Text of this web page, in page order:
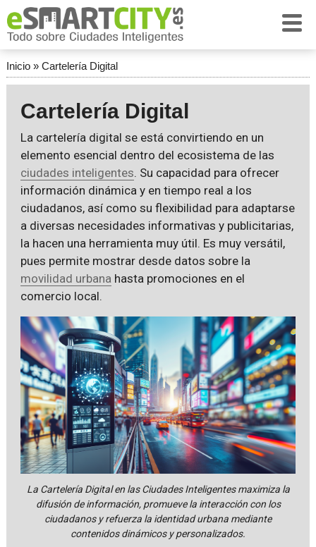
Inicio» Cartelería Digital
Cartelería Digital
La cartelería digital se está convirtiendo en un
elemento esencial dentro del ecosistema de las
ciudades inteligentes. Su capacidad para ofrecer
información dinámica y en tiempo real a los
ciudadanos, así como su flexibilidad para adaptarse
a diversas necesidades informativas y publicitarias,
la hacen una herramienta muy útil. Es muy versátil,
pues permite mostrar desde datos sobre la
movilidad urbana hasta promociones en el
comercio local.
La Cartelería Digital en las Ciudades Inteligentes maximiza la
difusión de información, promueve la interacción con los
ciudadanos y refuerza la identidad urbana mediante
contenidos dinámicos y personalizados.